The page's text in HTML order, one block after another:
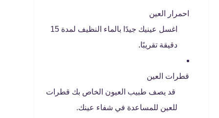
احمرار العين
اغسل عينيك جيدًا بالماء النظيف لمدة 15
دقيقة تقريبًا.
قطرات العين
قد يصف طبيب العيون الخاص بك قطرات
للعين للمساعدة في شفاء عينك.